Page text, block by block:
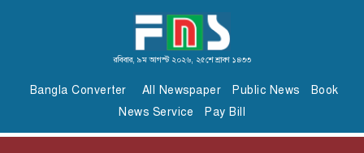
রবিবার, ৯ম আগস্ট ২০২৬, ২৫শে শ্রাবণ ১৪৩৩
Bangla Converter All Newspaper Public News
Book
News Service
Pay Bill